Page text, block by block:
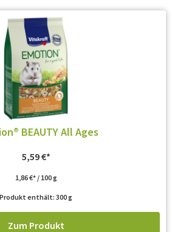
BEAUTY All Ages
5,59€
1,86€ / 100g
Produkt enthält: 300g
Zum Produkt